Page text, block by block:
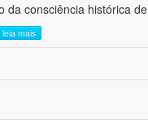
da consciência histórica de
leia mais